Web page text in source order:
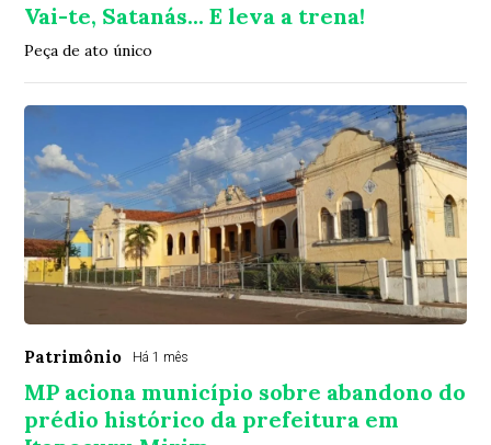
Vai-te, Satanás... E leva a trena!
Peça de ato único
Patrimônio Há 1 mês
MP aciona município sobre abandono do
prédio histórico da prefeitura em